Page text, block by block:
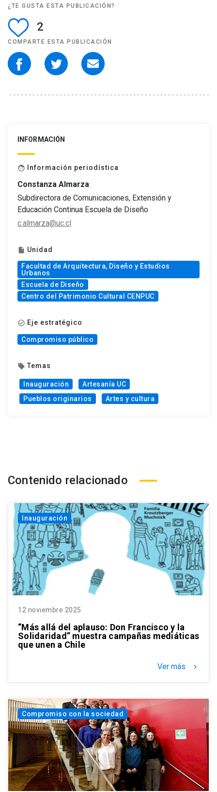
¿TE GUSTA ESTA PUBLICACIÓN?
2
COMPARTE ESTA PUBLICACIÓN
INFORMACIÓN
face Información periodística
Constanza Almarza
Subdirectora de Comunicaciones, Extensión y
Educación Continua Escuela de Diseño
c.almarza@uc.cl
insert_drive_file Unidad
Facultad de Arquitectura, Diseño y Estudios
Urbanos
Escuela de Diseño
Centro del Patrimonio Cultural CENPUC
check_circle_outline Eje estratégico
Compromiso público
local_offer Temas
Inauguración
Artesanía UC
Pueblos originarios
Artes y cultura
Contenido relacionado
Inauguración
12 noviembre 2025
“Más allá del aplauso: Don Francisco y la
Solidaridad” muestra campañas mediáticas
que unen a Chile
Ver más keyboard_arrow_right
Compromiso con la sociedad